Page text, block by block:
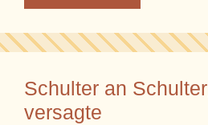
Schulter an
versagte